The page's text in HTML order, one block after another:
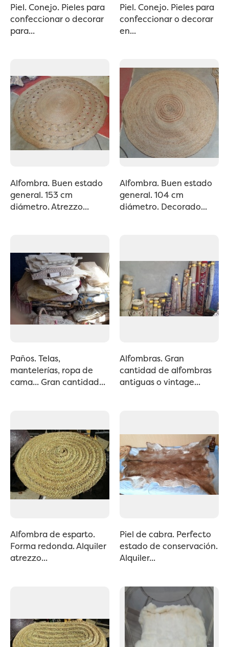
Piel. Conejo. Pieles para
confeccionar o decorar
para...
Piel. Conejo. Pieles para
confeccionar o decorar
en...
Alfombra. Buen estado
general. 153 cm
diámetro. Atrezzo...
Alfombra. Buen estado
general. 104 cm
diámetro. Decorado...
Paños. Telas,
mantelerías, ropa de
cama... Gran cantidad...
Alfombras. Gran
cantidad de alfombras
antiguas o vintage...
Alfombra de esparto.
Forma redonda. Alquiler
atrezzo...
Piel de cabra. Perfecto
estado de conservación.
Alquiler...